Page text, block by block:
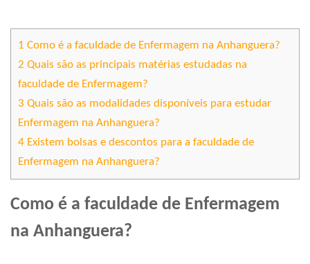
1 Como é a faculdade de Enfermagem na Anhanguera?
2 Quais são as principais matérias estudadas na
faculdade de Enfermagem?
3 Quais são as modalidades disponíveis para estudar
Enfermagem na Anhanguera?
4 Existem bolsas e descontos para a faculdade de
Enfermagem na Anhanguera?
Como é a faculdade de Enfermagem
na Anhanguera?